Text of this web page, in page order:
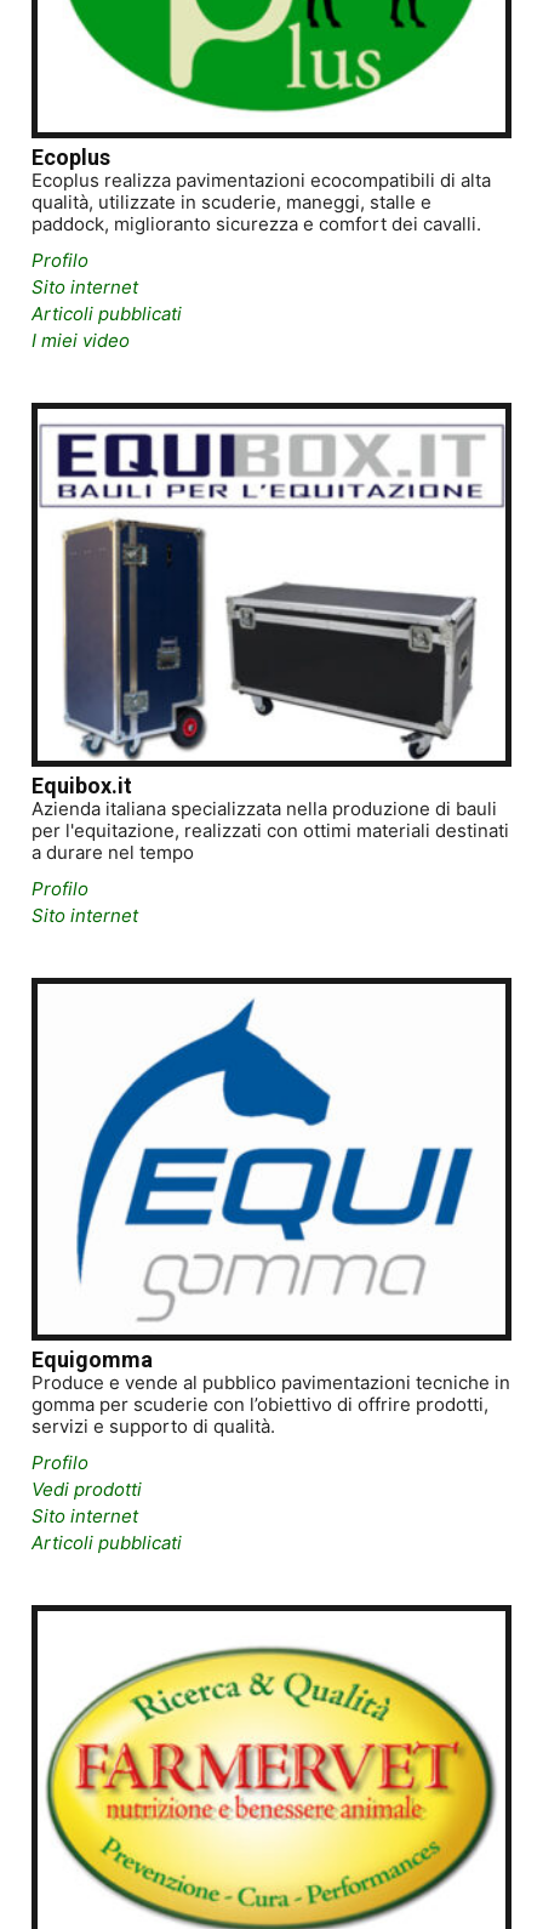
Ecoplus
Ecoplus realizza pavimentazioni ecocompatibili di alta
qualità, utilizzate in scuderie, maneggi, stalle e
paddock, miglioranto sicurezza e comfort dei cavalli.
Profilo
Sito internet
Articoli pubblicati
I miei video
Equibox.it
Azienda italiana specializzata nella produzione di bauli
per l'equitazione, realizzati con ottimi materiali destinati
a durare nel tempo
Profilo
Sito internet
Equigomma
Produce e vende al pubblico pavimentazioni tecniche in
gomma per scuderie con l’obiettivo di offrire prodotti,
servizi e supporto di qualità.
Profilo
Vedi prodotti
Sito internet
Articoli pubblicati